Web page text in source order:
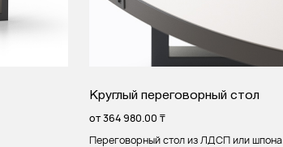
Круглый переговорный стол
от364 980.00 ₸
Переговорный стол из ЛДСП или шпона